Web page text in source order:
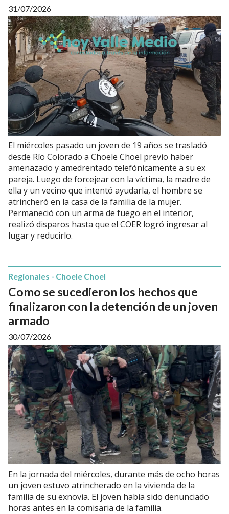
31/07/2026
El miércoles pasado un joven de 19 años se trasladó
desde Río Colorado a Choele Choel previo haber
amenazado y amedrentado telefónicamente a su ex
pareja. Luego de forcejear con la víctima, la madre de
ella y un vecino que intentó ayudarla, el hombre se
atrincheró en la casa de la familia de la mujer.
Permaneció con un arma de fuego en el interior,
realizó disparos hasta que el COER logró ingresar al
lugar y reducirlo.
Como se sucedieron los hechos que
finalizaron con la detención de un joven
armado
Regionales - Choele Choel
30/07/2026
En la jornada del miércoles, durante más de ocho horas
un joven estuvo atrincherado en la vivienda de la
familia de su exnovia. El joven había sido denunciado
horas antes en la comisaria de la familia.